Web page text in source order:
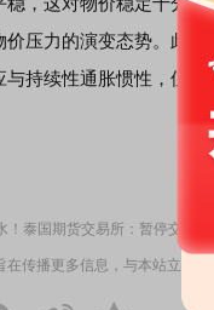
压力的演变态势。此外
持续性通胀惯性，但仍
泰国期货交易所：暂停交易！
在传播更多信息，与本站立场